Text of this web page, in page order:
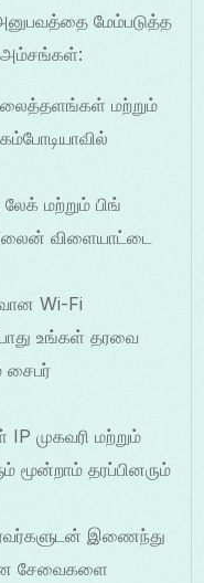
மேம்படுத்த
அம்சங்கள்:
மற்றும்
லேக் மற்றும் பிங்
விளையாட்டை
Wi-Fi
உங்கள் தரவை
சைபர்
IP முகவரி மற்றும்
மூன்றாம் தரப்பினரும்
இணைந்து
சேவைகளை